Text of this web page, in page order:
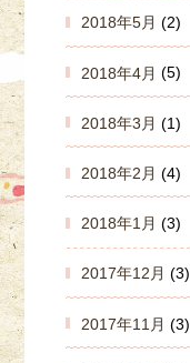
2018年5月 (2)
2018年4月 (5)
2018年3月 (1)
2018年2月 (4)
2018年1月 (3)
2017年12月 (3)
2017年11月 (3)